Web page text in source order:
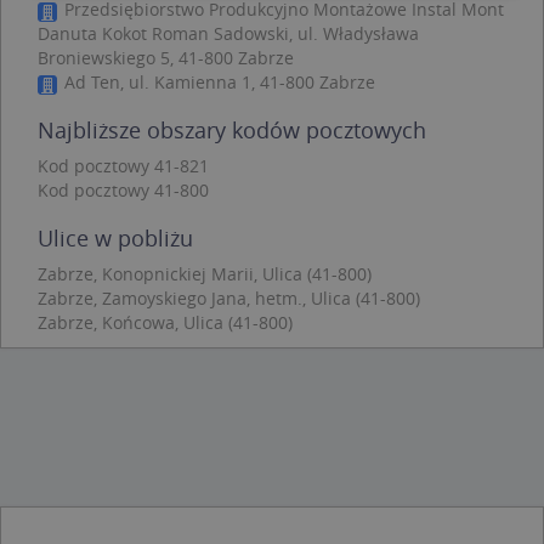
Przedsiębiorstwo Produkcyjno Montażowe Instal Mont
Danuta Kokot Roman Sadowski, ul. Władysława
Broniewskiego 5, 41-800 Zabrze
Ad Ten, ul. Kamienna 1, 41-800 Zabrze
Najbliższe obszary kodów pocztowych
Kod pocztowy 41-821
Kod pocztowy 41-800
Ulice w pobliżu
Zabrze, Konopnickiej Marii, Ulica (41-800)
Zabrze, Zamoyskiego Jana, hetm., Ulica (41-800)
Zabrze, Końcowa, Ulica (41-800)
Niezbędne Wydajność
Targetowanie
Funkcjonalność
Niesklasyfikowane
Niezbędne pliki cookie umożliwiają korzystanie z
podstawowych funkcji strony internetowej, takich
jak logowanie użytkownika i zarządzanie kontem.
Bez niezbędnych plików cookie nie można
prawidłowo korzystać ze strony internetowej.
Nazwa
APPSESSID .targeo.pl
CookieScriptConsent
CookieScript
to